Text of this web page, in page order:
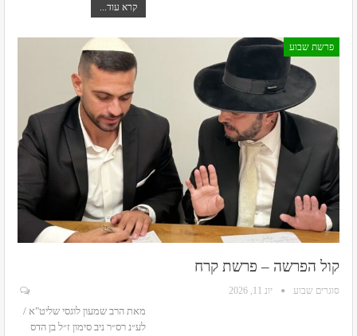
קרא עוד...
פרשת שבוע
קול הפרשה – פרשת קרח
סוגרים שבוע יונ 11, 2026
מאת הרב שמעון לוגסי שליט"א /
לע״נ רס״ר ניב סימון ז״ל בן הדס